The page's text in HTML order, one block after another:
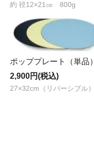
約 径12×21㎝ 800g
ポッププレート（単品）
2,900円(税込)
27×32cm（リバーシブル）